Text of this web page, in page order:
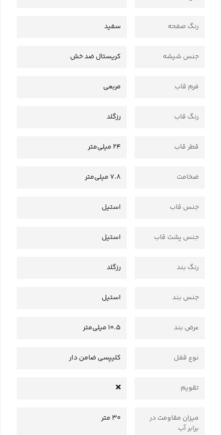
رنگ صفحه سفید
جنس شیشه کریستال ضد خش
فرم قاب مربعی
رنگ قاب رزگلد
قطر قاب 24 میلی‌متر
ضخامت 7.8 میلی‌متر
جنس قاب استیل
جنس پشت قاب استیل
رنگ بند رزگلد
جنس بند استیل
عرض بند 10.5 میلی‌متر
نوع قفل کلیپسی ضامن دار
تقویم
میزان مقاومت در
برابر آب
30 متر